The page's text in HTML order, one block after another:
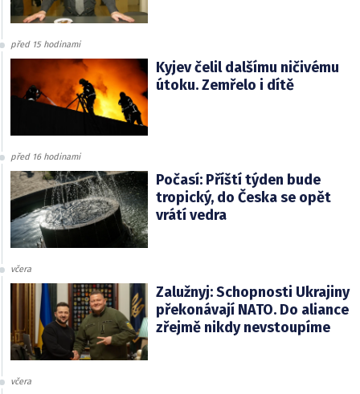
před 15 hodinami
Kyjev čelil dalšímu ničivému
útoku. Zemřelo i dítě
před 16 hodinami
Počasí: Příští týden bude
tropický, do Česka se opět
vrátí vedra
včera
Zalužnyj: Schopnosti Ukrajiny
překonávají NATO. Do aliance
zřejmě nikdy nevstoupíme
včera